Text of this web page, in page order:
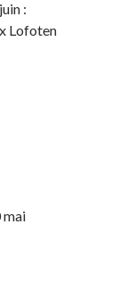
:
Lofoten
mai